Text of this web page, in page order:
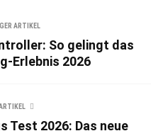
ARTIKEL
So gelingt das
Erlebnis 2026
Test 2026: Das neue